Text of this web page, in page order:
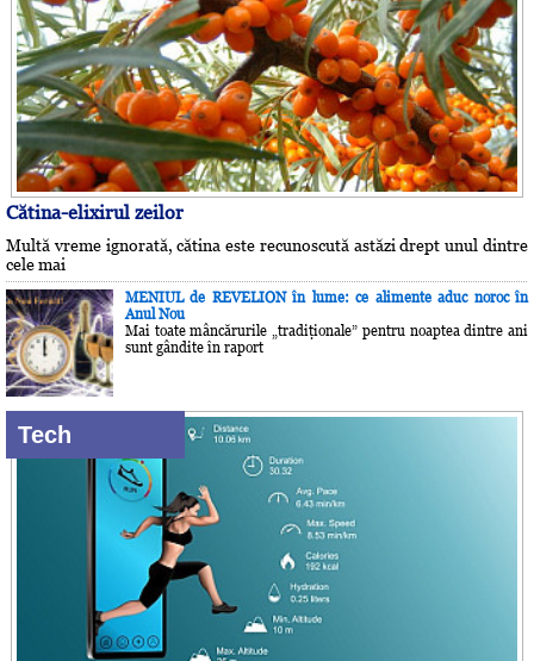
Cătina-elixirul zeilor
Multă vreme ignorată, cătina este recunoscută astăzi drept unul dintre
cele mai
MENIUL de REVELION în lume: ce alimente aduc noroc în
Anul Nou
Mai toate mâncărurile „tradiţionale” pentru noaptea dintre ani
sunt gândite în raport
Tech